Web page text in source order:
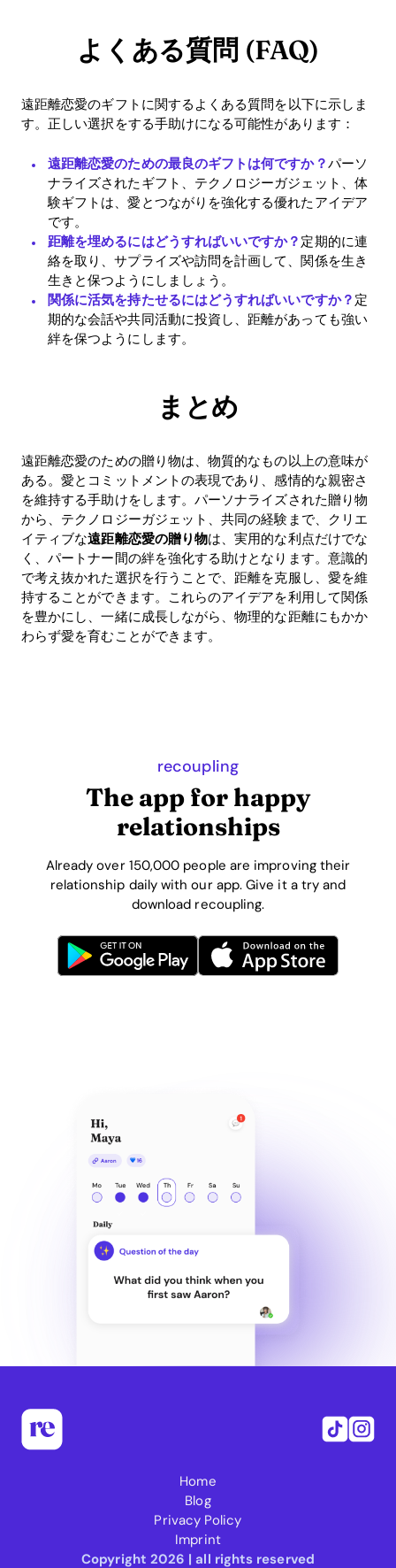
よくある質問 (FAQ)
遠距離恋愛のギフトに関するよくある質問を以下に示しま
す。正しい選択をする手助けになる可能性があります：
遠距離恋愛のための最良のギフトは何ですか？パーソ
ナライズされたギフト、テクノロジーガジェット、体
験ギフトは、愛とつながりを強化する優れたアイデア
です。
距離を埋めるにはどうすればいいですか？ 定期的に連
絡を取り、サプライズや訪問を計画して、関係を生き
生きと保つようにしましょう。
関係に活気を持たせるにはどうすればいいですか？ 定
期的な会話や共同活動に投資し、距離があっても強い
絆を保つようにします。
まとめ
遠距離恋愛のための贈り物は、物質的なもの以上の意味が
ある。愛とコミットメントの表現であり、感情的な親密さ
を維持する手助けをします。パーソナライズされた贈り物
から、テクノロジーガジェット、共同の経験まで、クリエ
イティブな遠距離恋愛の贈り物は、実用的な利点だけでな
く、パートナー間の絆を強化する助けとなります。意識的
で考え抜かれた選択を行うことで、距離を克服し、愛を維
持することができます。これらのアイデアを利用して関係
を豊かにし、一緒に成長しながら、物理的な距離にもかか
わらず愛を育むことができます。
recoupling
The app for happy
relationships
Already over 150,000 people are improving their
relationship daily with our app. Give it a try and
download recoupling.
Home
Blog
Privacy Policy
Imprint
Copyright 2026 | all rights reserved